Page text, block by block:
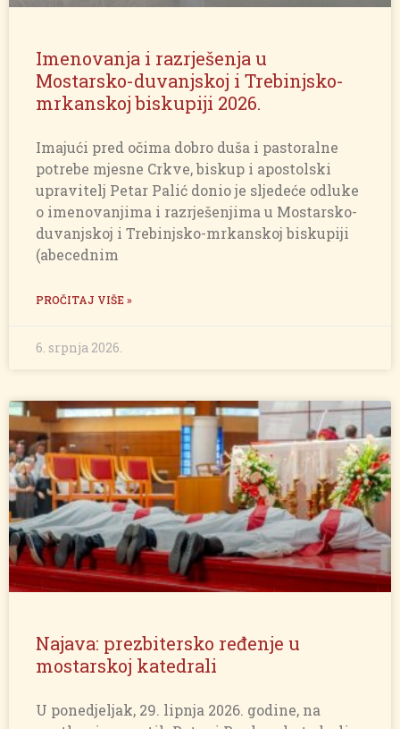
Imenovanja i razrješenja u
Mostarsko-duvanjskoj i Trebinjsko-
mrkanskoj biskupiji 2026.
Imajući pred očima dobro duša i pastoralne
potrebe mjesne Crkve, biskup i apostolski
upravitelj Petar Palić donio je sljedeće odluke
o imenovanjima i razrješenjima u Mostarsko-
duvanjskoj i Trebinjsko-mrkanskoj biskupiji
(abecednim
PROČITAJ VIŠE »
6. srpnja 2026.
Najava: prezbitersko ređenje u
mostarskoj katedrali
U ponedjeljak, 29. lipnja 2026. godine, na